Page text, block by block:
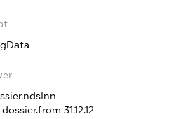
dossier.from 31.12.12